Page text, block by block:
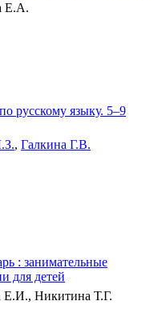
Е.А.
русскому языку. 5–9
, Галкина Г.В.
: занимательные
для детей
Е.И., Никитина Т.Г.